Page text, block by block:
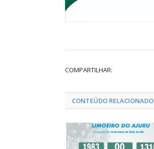
COMPARTILHAR:
CONTEÚDO RELACIONADO